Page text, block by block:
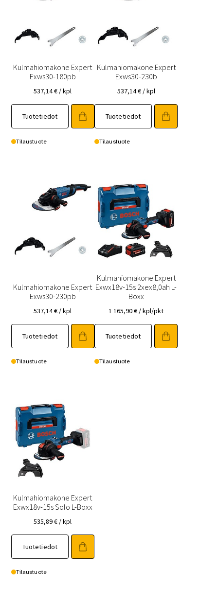
Kulmahiomakone Expert
Exws30-180pb
537,14€ / kpl
Tuotetiedot
Tilaustuote
Kulmahiomakone Expert
Exws30-230b
537,14€ / kpl
Tuotetiedot
Tilaustuote
Kulmahiomakone Expert
Exws30-230pb
537,14€ / kpl
Tuotetiedot
Tilaustuote
Kulmahiomakone Expert
Exwx18v-15s 2xex8,0ah L-
Boxx
1 165,90€ / kpl/pkt
Tuotetiedot
Tilaustuote
Kulmahiomakone Expert
Exwx18v-15s Solo L-Boxx
535,89€ / kpl
Tuotetiedot
Tilaustuote